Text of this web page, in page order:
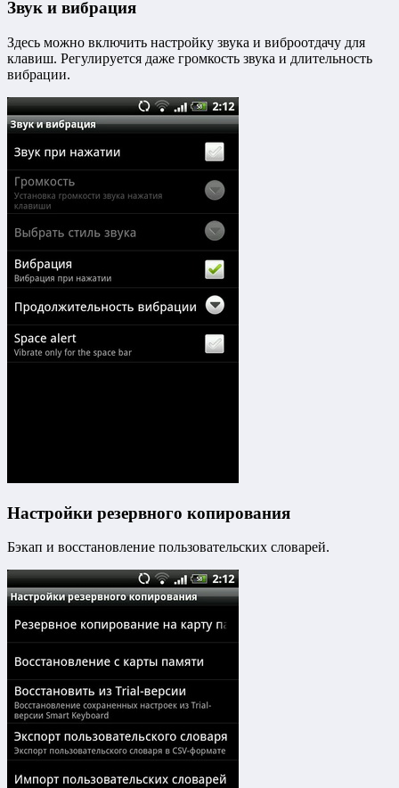
Звук и вибрация
Здесь можно включить настройку звука и виброотдачу для
клавиш. Регулируется даже громкость звука и длительность
вибрации.
Настройки резервного копирования
Бэкап и восстановление пользовательских словарей.